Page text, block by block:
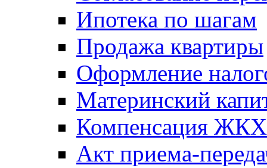
Ипотека по шагам
Продажа квартиры
Оформление
Материнский
Компенсация ЖКХ
Акт приема-